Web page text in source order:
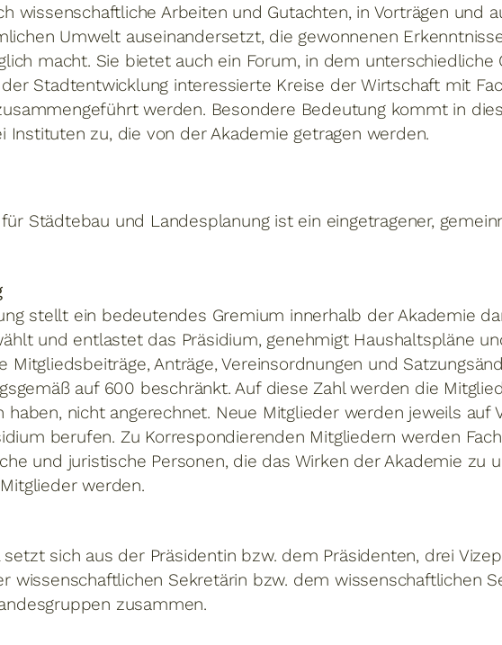
wissenschaftliche Arbeiten und Gutachten, in Vorträgen und
Umwelt auseinandersetzt, die gewonnenen
macht. Sie bietet auch ein Forum, in dem unterschiedliche
Stadtentwicklung interessierte Kreise der Wirtschaft mit
werden. Besondere Bedeutung kommt in
Instituten zu, die von der Akademie getragen werden.
Städtebau und Landesplanung ist ein eingetragener,
stellt ein bedeutendes Gremium innerhalb der Akademie
und entlastet das Präsidium, genehmigt Haushaltspläne
Anträge, Vereinsordnungen und
auf 600 beschränkt. Auf diese Zahl werden die
haben, nicht angerechnet. Neue Mitglieder werden jeweils auf
berufen. Zu Korrespondierenden Mitgliedern werden
und juristische Personen, die das Wirken der Akademie zu
werden.
setzt sich aus der Präsidentin bzw. dem Präsidenten, drei
wissenschaftlichen Sekretärin bzw. dem wissenschaftlichen
zusammen.